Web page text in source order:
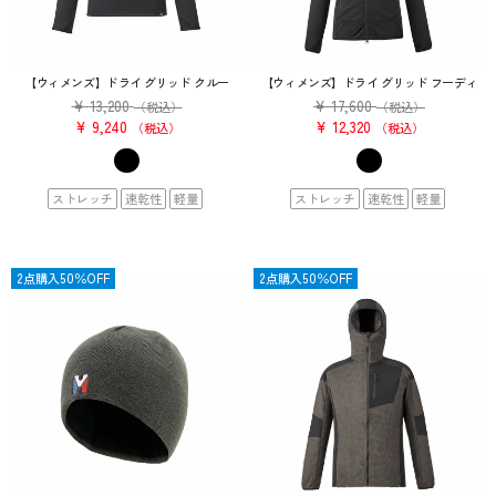
【ウィメンズ】ドライ グリッド クルー
¥ 13,200 （税込）
¥ 9,240 税込
ストレッチ 速乾性 軽量
【ウィメンズ】ドライ グリッド フーディ
¥ 17,600 （税込）
¥ 12,320 税込
ストレッチ 速乾性 軽量
OUTLET
2点購入50％OFF OUTLET
2点購入50％OFF